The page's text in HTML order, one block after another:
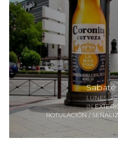
Sabaté
LUNES,
IN
ROTULACIÓN /